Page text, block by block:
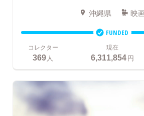
沖縄県 映
FUNDED
コレクター
369人
現在
6,311,854円